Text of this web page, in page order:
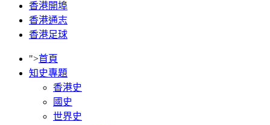
香港開埠
香港通志
香港足球
">首頁
知史專題
香港史
國史
世界史